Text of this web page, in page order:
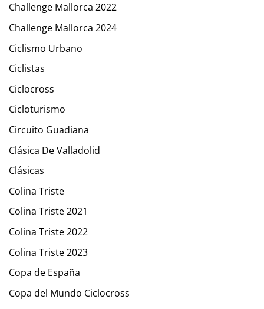
Challenge Mallorca 2022
Challenge Mallorca 2024
Ciclismo Urbano
Ciclistas
Ciclocross
Cicloturismo
Circuito Guadiana
Clásica De Valladolid
Clásicas
Colina Triste
Colina Triste 2021
Colina Triste 2022
Colina Triste 2023
Copa de España
Copa del Mundo Ciclocross